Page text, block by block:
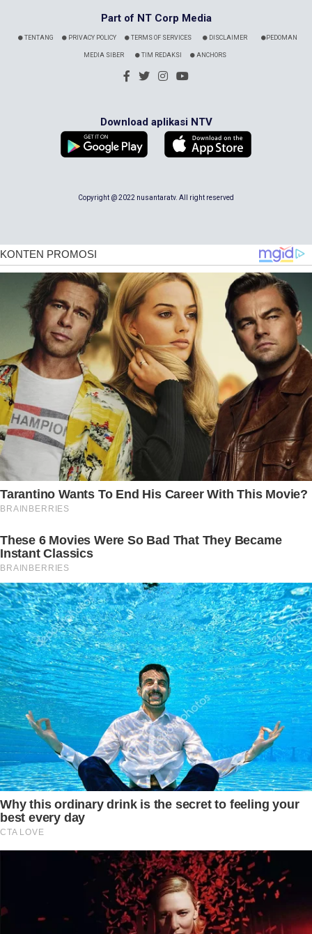
Part of NT Corp Media
TENTANG PRIVACY POLICY TERMS OF SERVICES DISCLAIMER PEDOMAN
MEDIA SIBER TIM REDAKSI ANCHORS
Download aplikasi NTV
Copyright @ 2022 nusantaratv. All right reserved